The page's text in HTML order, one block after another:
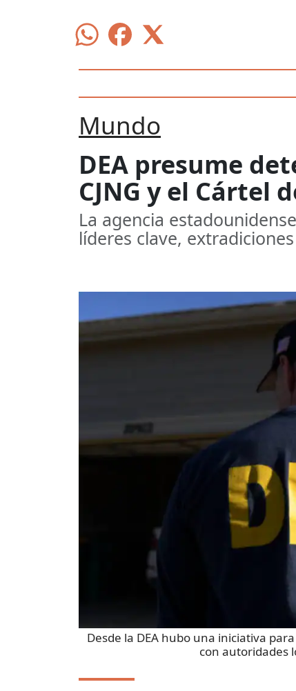
Mundo
DEA presume
CJNG y el Cártel
La agencia
líderes clave,
Desde la DEA hubo una iniciativa
con autoridades